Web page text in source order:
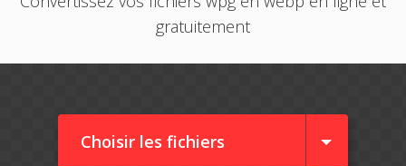
gratuitement
Choisir les fichiers